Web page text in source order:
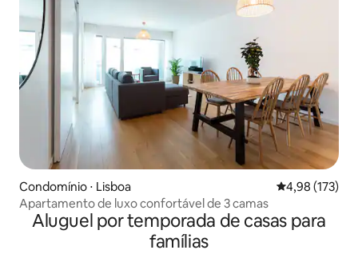
Condomínio ⋅ Lisboa 4,98 de uma
4,98 (173)
Apartamento de luxo confortável de 3 camas
Aluguel por temporada de casas para
famílias